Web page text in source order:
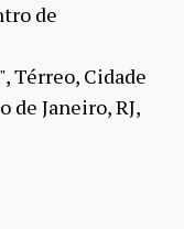
de
Térreo, Cidade
de Janeiro, RJ,